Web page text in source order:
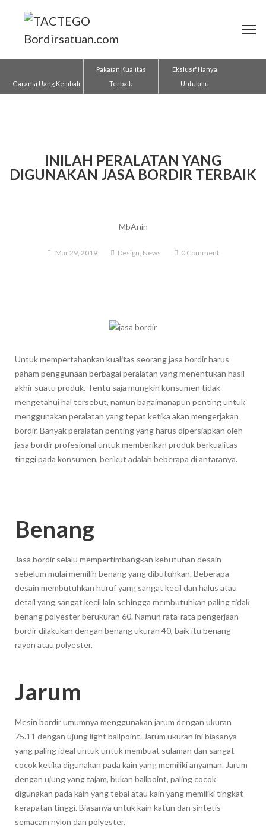
Garansi Uang Kembali
Pakaian Kualitas
Terbaik
Ekslusif Hanya
Untukmu
INILAH PERALATAN YANG
DIGUNAKAN JASA BORDIR TERBAIK
MbAnin
Mar 29, 2019 Design, News 0 Comment
Untuk mempertahankan kualitas seorang jasa bordir harus
paham penggunaan berbagai peralatan yang menentukan hasil
akhir suatu produk. Tentu saja mungkin konsumen tidak
mengetahui hal tersebut, namun bagaimanapun penting untuk
menggunakan peralatan yang tepat ketika akan mengerjakan
bordir. Banyak peralatan penting yang harus dipersiapkan oleh
jasa bordir profesional untuk memberikan produk berkualitas
tinggi pada konsumen, berikut adalah beberapa di antaranya.
Benang
Jasa bordir selalu mempertimbangkan kebutuhan desain
sebelum mulai memilih benang yang dibutuhkan. Beberapa
desain membutuhkan huruf yang sangat kecil dan halus atau
detail yang sangat kecil lain sehingga membutuhkan paling tidak
benang polyester berukuran 60. Namun rata-rata pengerjaan
bordir dilakukan dengan benang ukuran 40, baik itu benang
rayon atau polyester.
Jarum
Mesin bordir umumnya menggunakan jarum dengan ukuran
75.11 dengan ujung light ballpoint. Jarum ukuran ini biasanya
yang paling ideal untuk untuk membuat sulaman dan sangat
cocok ketika digunakan pada kain yang memiliki anyaman. Jarum
dengan ujung yang tajam, bukan ballpoint, paling cocok
digunakan pada kain yang tebal atau kain yang memiliki tingkat
kerapatan tinggi. Biasanya untuk kain katun dan sintetis
semacam nylon dan polyester.